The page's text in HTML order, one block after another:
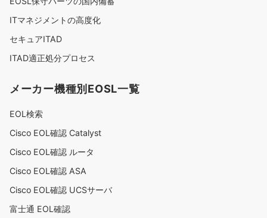
ITマネジメントの高度化
セキュアITAD
ITAD適正処分プロセス
メーカー機種別EOSL一覧
EOL検索
Cisco EOL確認 Catalyst
Cisco EOL確認 ルータ
Cisco EOL確認 ASA
Cisco EOL確認 UCSサーバ
富士通 EOL確認